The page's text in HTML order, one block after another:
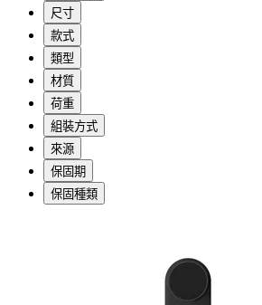
尺寸
款式
類型
材質
荷重
組裝方式
來源
保固期
保固種類